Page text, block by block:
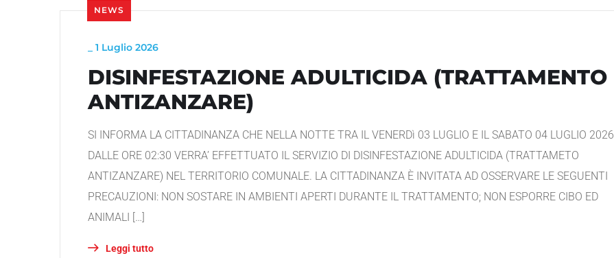
NEWS
1 Luglio 2026
DISINFESTAZIONE ADULTICIDA (TRATTAMENTO
ANTIZANZARE)
SI INFORMA LA CITTADINANZA CHE NELLA NOTTE TRA IL VENERDì 03 LUGLIO E IL SABATO 04 LUGLIO 2026
DALLE ORE 02:30 VERRA’ EFFETTUATO IL SERVIZIO DI DISINFESTAZIONE ADULTICIDA (TRATTAMETO
ANTIZANZARE) NEL TERRITORIO COMUNALE. LA CITTADINANZA È INVITATA AD OSSERVARE LE SEGUENTI
PRECAUZIONI: NON SOSTARE IN AMBIENTI APERTI DURANTE IL TRATTAMENTO; NON ESPORRE CIBO ED
ANIMALI […]
Leggi tutto